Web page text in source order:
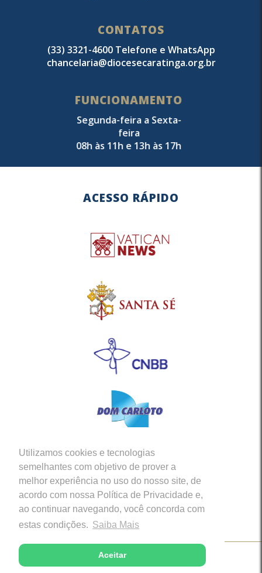
Utilizamos cookies e tecnologias
semelhantes com objetivo de prover a
melhor experiência no uso do nosso site, de
acordo com nossa Política de Privacidade e,
ao continuar navegando, você concorda com
estas condições. Saiba Mais
Aceitar
CONTATOS
(33) 3321-4600 Telefone e WhatsApp
chancelaria@diocesecaratinga.org.br
FUNCIONAMENTO
Segunda-feira a Sexta-
feira
08h às 11h e 13h às 17h
ACESSO RÁPIDO
Siga-nos em nossas Redes Sociais
Copyright © 2026 - Diocese de Caratinga (MG)